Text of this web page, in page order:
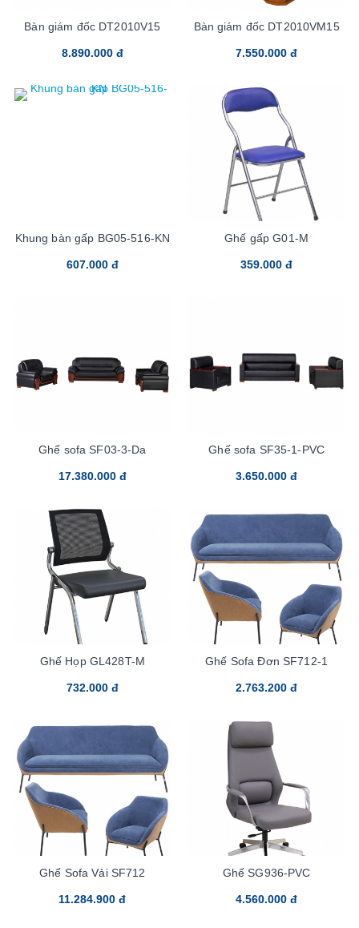
Bàn giám đốc DT2010V15
8.890.000 đ
Bàn giám đốc DT2010VM15
7.550.000 đ
Khung bàn gấp BG05-516-KN
607.000 đ
Ghế gấp G01-M
359.000 đ
Ghế sofa SF03-3-Da
17.380.000 đ
Ghế sofa SF35-1-PVC
3.650.000 đ
Ghế Họp GL428T-M
732.000 đ
Ghế Sofa Đơn SF712-1
2.763.200 đ
Ghế Sofa Vải SF712
11.284.900 đ
Ghế SG936-PVC
4.560.000 đ